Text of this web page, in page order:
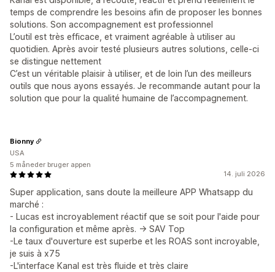
temps de comprendre les besoins afin de proposer les bonnes
solutions. Son accompagnement est professionnel
L’outil est très efficace, et vraiment agréable à utiliser au
quotidien. Après avoir testé plusieurs autres solutions, celle-ci
se distingue nettement
C’est un véritable plaisir à utiliser, et de loin l’un des meilleurs
outils que nous ayons essayés. Je recommande autant pour la
solution que pour la qualité humaine de l’accompagnement.
14. juli 2026
Super application, sans doute la meilleure APP Whatsapp du
marché :
- Lucas est incroyablement réactif que se soit pour l'aide pour
la configuration et même après. -> SAV Top
-Le taux d'ouverture est superbe et les ROAS sont incroyable,
je suis à x75
-L'interface Kanal est très fluide et très claire
Bionny
USA
5 måneder bruger appen